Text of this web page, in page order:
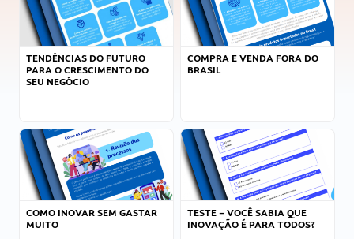
TENDÊNCIAS DO FUTURO
PARA O CRESCIMENTO DO
SEU NEGÓCIO
COMPRA E VENDA FORA DO
BRASIL
COMO INOVAR SEM GASTAR
MUITO
TESTE – VOCÊ SABIA QUE
INOVAÇÃO É PARA TODOS?